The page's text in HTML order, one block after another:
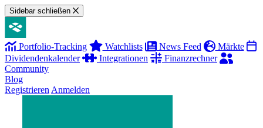
Sidebar schließen
Portfolio-Tracking Watchlists News Feed
Märkte
Dividendenkalender
Integrationen
Finanzrechner
Community
Blog
Registrieren Anmelden